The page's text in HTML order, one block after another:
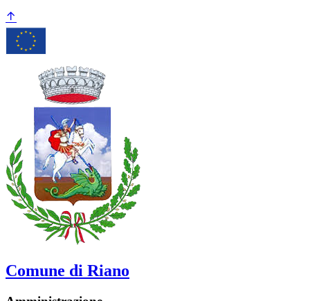
Comune di Riano